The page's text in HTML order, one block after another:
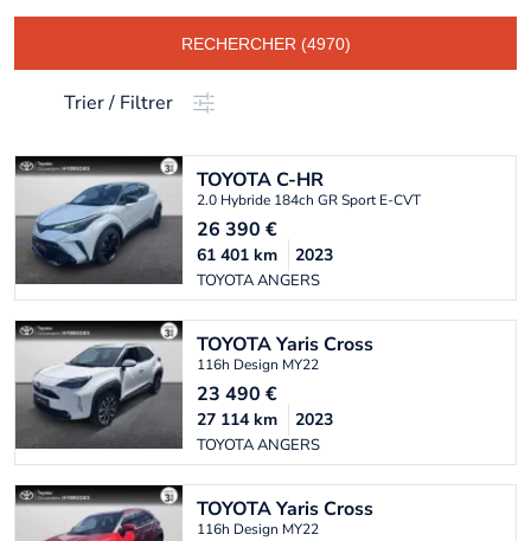
RECHERCHER (4970)
Trier / Filtrer
TOYOTAC-HR
2.0 Hybride 184ch GR Sport E-CVT
26 390 €
TOYOTA ANGERS
61 401 km 2023
TOYOTAYaris Cross
116h Design MY22
23 490 €
TOYOTA ANGERS
27 114 km 2023
TOYOTAYaris Cross
116h Design MY22